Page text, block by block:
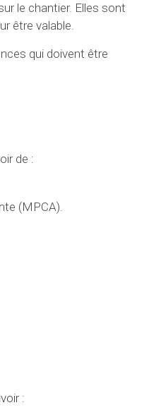
le chantier. Elles sont
être valable.
qui doivent être
de :
(MPCA).
: